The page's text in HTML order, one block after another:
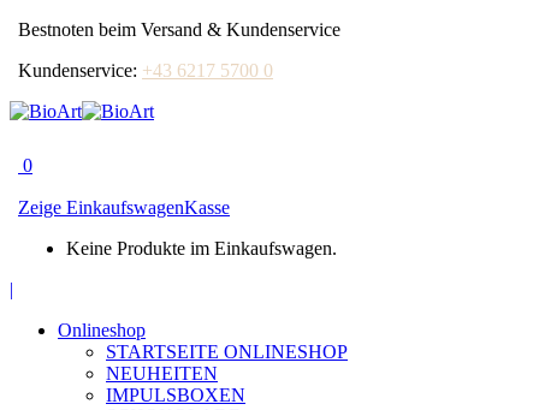
Bestnoten beim Versand & Kundenservice
Kundenservice: +43 6217 5700 0
0
Zeige EinkaufswagenKasse
Keine Produkte im Einkaufswagen.
opens
|
Onlineshop
STARTSEITE ONLINESHOP
NEUHEITEN
IMPULSBOXEN